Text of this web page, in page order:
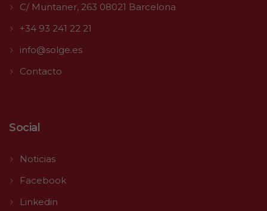
C/ Muntaner, 263 08021 Barcelona
+34 93 241 22 21
info@solge.es
Contacto
Social
Noticias
Facebook
Linkedin